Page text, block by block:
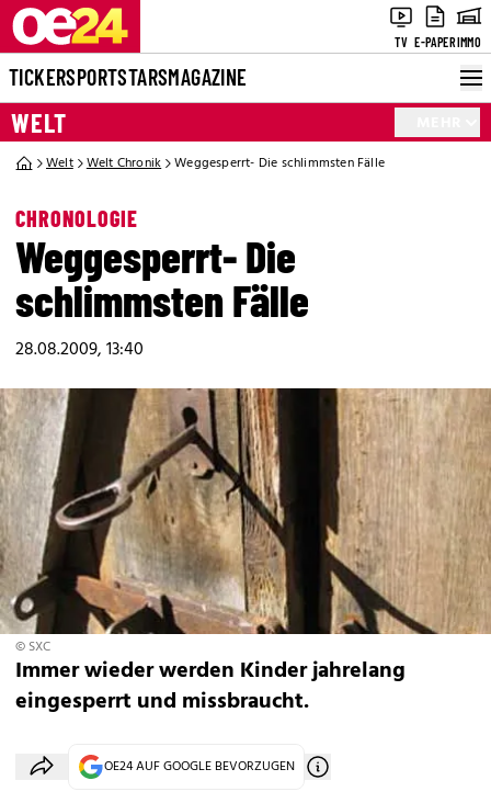
TV E-PAPERIMMO
TICKERSPORTSTARSMAGAZINE
WELT
Welt Welt Chronik Weggesperrt- Die schlimmsten Fälle
CHRONOLOGIE
Weggesperrt- Die
schlimmsten Fälle
28.08.2009, 13:40
© SXC
Immer wieder werden Kinder jahrelang
eingesperrt und missbraucht.
OE24 AUF GOOGLE BEVORZUGEN